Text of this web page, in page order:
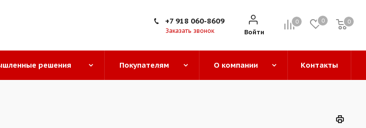
0 0 0
0
Войти
+7 918 060-8609
Заказать звонок
решения Покупателям О компании Контакты